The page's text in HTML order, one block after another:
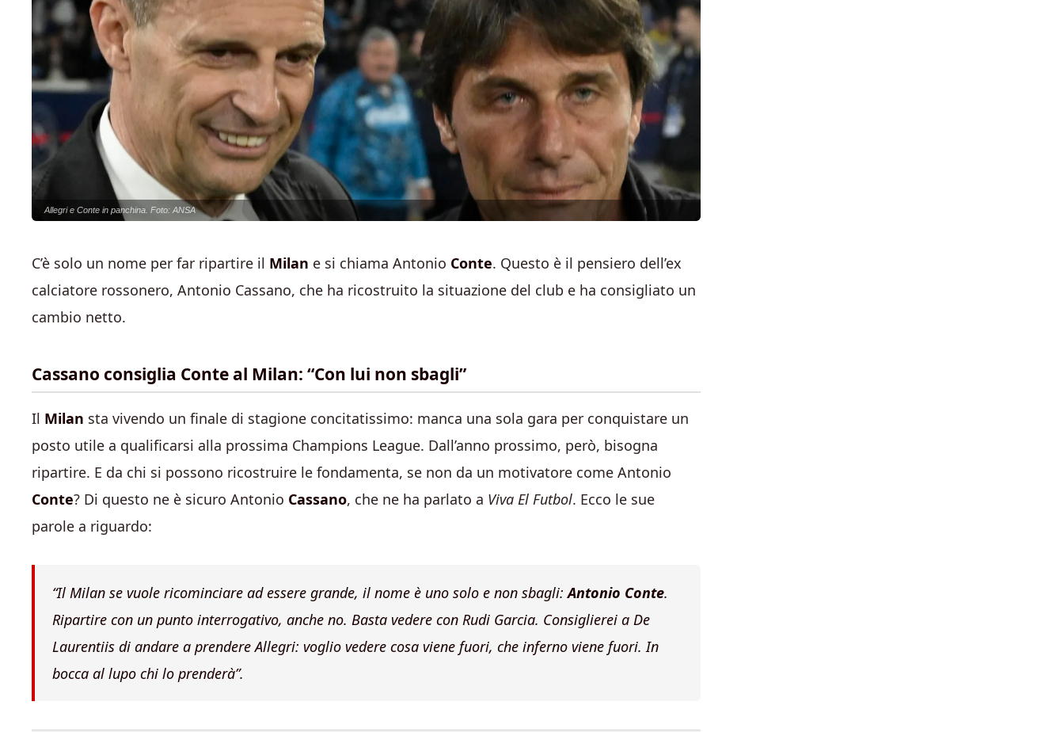
Allegri e Conte in panchina. Foto: ANSA
C’è solo un nome per far ripartire il Milan e si chiama Antonio Conte. Questo è il pensiero dell’ex
calciatore rossonero, Antonio Cassano, che ha ricostruito la situazione del club e ha consigliato un
cambio netto.
Cassano consiglia Conte al Milan: “Con lui non sbagli”
Il Milan sta vivendo un finale di stagione concitatissimo: manca una sola gara per conquistare un
posto utile a qualificarsi alla prossima Champions League. Dall’anno prossimo, però, bisogna
ripartire. E da chi si possono ricostruire le fondamenta, se non da un motivatore come Antonio
Conte? Di questo ne è sicuro Antonio Cassano, che ne ha parlato a Viva El Futbol. Ecco le sue
parole a riguardo:
“Il Milan se vuole ricominciare ad essere grande, il nome è uno solo e non sbagli:Antonio Conte.
Ripartire con un punto interrogativo, anche no. Basta vedere con Rudi Garcia. Consiglierei a De
Laurentiis di andare a prendere Allegri: voglio vedere cosa viene fuori, che inferno viene fuori. In
bocca al lupo chi lo prenderà”.